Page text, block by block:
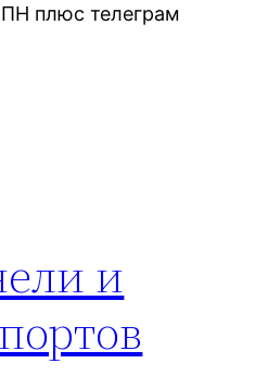
плюс телеграм
и